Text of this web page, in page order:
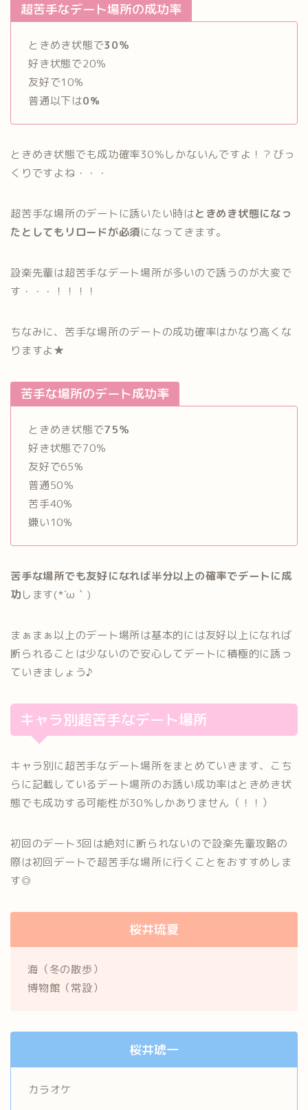
超苦手なデート場所の成功率
ときめき状態で30％
好き状態で20％
友好で10%
普通以下は0%
ときめき状態でも成功確率30％しかないんですよ！？びっ
くりですよね・・・
超苦手な場所のデートに誘いたい時はときめき状態になっ
たとしてもリロードが必須になってきます。
設楽先輩は超苦手なデート場所が多いので誘うのが大変で
す・・・！！！！
ちなみに、苦手な場所のデートの成功確率はかなり高くな
りますよ★
苦手な場所のデート成功率
ときめき状態で75％
好き状態で70％
友好で65%
普通50％
苦手40%
嫌い10%
苦手な場所でも友好になれば半分以上の確率でデートに成
功します(*´ω｀)
まぁまぁ以上のデート場所は基本的には友好以上になれば
断られることは少ないので安心してデートに積極的に誘っ
ていきましょう♪
キャラ別超苦手なデート場所
キャラ別に超苦手なデート場所をまとめていきます、こち
らに記載しているデート場所のお誘い成功率はときめき状
態でも成功する可能性が30％しかありません（！！）
初回のデート3回は絶対に断られないので設楽先輩攻略の
際は初回デートで超苦手な場所に行くことをおすすめしま
す◎
桜井琉夏
海（冬の散歩）
博物館（常設）
桜井琥一
カラオケ